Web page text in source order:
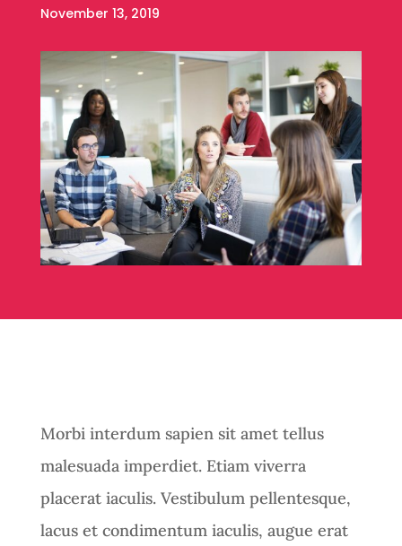
November 13, 2019
Morbi interdum sapien sit amet tellus
malesuada imperdiet. Etiam viverra
placerat iaculis. Vestibulum pellentesque,
lacus et condimentum iaculis, augue erat